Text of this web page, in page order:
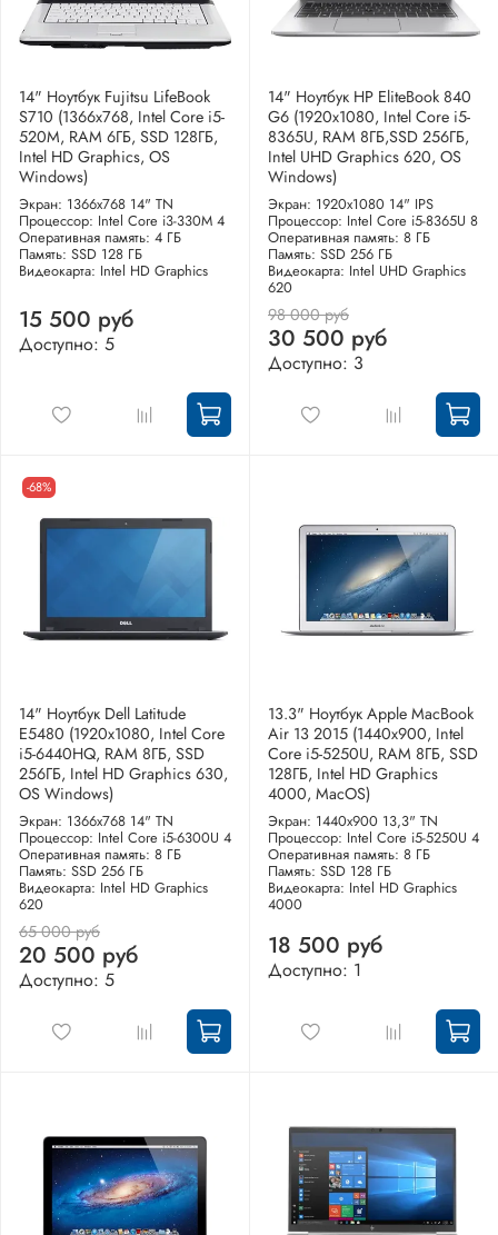
14" Ноутбук Fujitsu LifeBook
S710 (1366x768, Intel Core i5-
520M, RAM 6ГБ, SSD 128ГБ,
Intel HD Graphics, OS
Windows)
Экран: 1366x768 14" TN
Процессор: Intel Core i3-330M 4
Оперативная память: 4 ГБ
Память: SSD 128 ГБ
Видеокарта: Intel HD Graphics
15 500 руб
Доступно: 5
14" Ноутбук HP EliteBook 840
G6 (1920x1080, Intel Core i5-
8365U, RAM 8ГБ,SSD 256ГБ,
Intel UHD Graphics 620, OS
Windows)
Экран: 1920x1080 14" IPS
Процессор: Intel Core i5-8365U 8
Оперативная память: 8 ГБ
Память: SSD 256 ГБ
Видеокарта: Intel UHD Graphics
620
98 000 руб
30 500 руб
Доступно: 3
-68%
14" Ноутбук Dell Latitude
E5480 (1920х1080, Intel Core
i5-6440HQ, RAM 8ГБ, SSD
256ГБ, Intel HD Graphics 630,
OS Windows)
Экран: 1366x768 14" TN
Процессор: Intel Core i5-6300U 4
Оперативная память: 8 ГБ
Память: SSD 256 ГБ
Видеокарта: Intel HD Graphics
620
65 000 руб
20 500 руб
Доступно: 5
13.3" Ноутбук Apple MacBook
Air 13 2015 (1440x900, Intel
Core i5-5250U, RAM 8ГБ, SSD
128ГБ, Intel HD Graphics
4000, MacOS)
Экран: 1440x900 13,3" TN
Процессор: Intel Core i5-5250U 4
Оперативная память: 8 ГБ
Память: SSD 128 ГБ
Видеокарта: Intel HD Graphics
4000
18 500 руб
Доступно: 1